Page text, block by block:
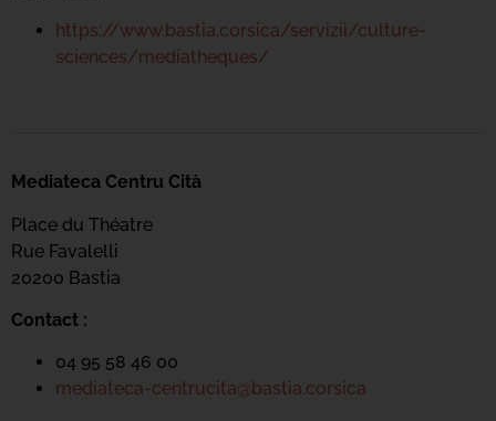
https://www.bastia.corsica/servizii/culture-
sciences/mediatheques/
Mediateca Centru Cità
Place du Théatre
Rue Favalelli
20200 Bastia
Contact :
04 95 58 46 00
mediateca-centrucita@bastia.corsica